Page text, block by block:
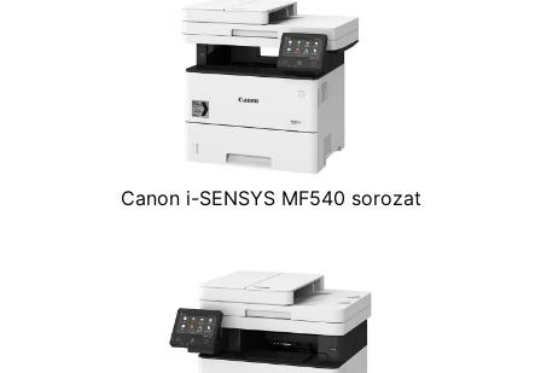
Canon i-SENSYS MF540 sorozat